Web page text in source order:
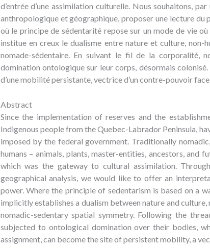
d’entrée d’une assimilation culturelle. Nous souhaitons,
anthropologique et géographique, proposer une lecture
où le principe de sédentarité repose sur un mode de vie
institue en creux le dualisme entre nature et culture, non-
nomade-sédentaire. En suivant le fil de la corporalité,
domination ontologique sur leur corps, désormais
d’une mobilité persistante, vectrice d’un contre-pouvoir
Abstract
Since the implementation of reserves and the
Indigenous people from the Quebec-Labrador Peninsula,
imposed by the federal government. Traditionally
humans – animals, plants, master-entities, ancestors, and
which was the gateway to cultural assimilation.
geographical analysis, we would like to offer an
power. Where the principle of sedentarism is based on a
implicitly establishes a dualism between nature and
nomadic-sedentary spatial symmetry. Following the
subjected to ontological domination over their bodies,
assignment, can become the site of persistent mobility, a